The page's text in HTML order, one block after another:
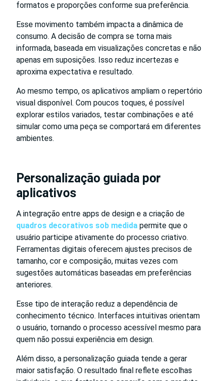
formatos e proporções conforme sua preferência.
Esse movimento também impacta a dinâmica de
consumo. A decisão de compra se torna mais
informada, baseada em visualizações concretas e não
apenas em suposições. Isso reduz incertezas e
aproxima expectativa e resultado.
Ao mesmo tempo, os aplicativos ampliam o repertório
visual disponível. Com poucos toques, é possível
explorar estilos variados, testar combinações e até
simular como uma peça se comportará em diferentes
ambientes.
Personalização guiada por
aplicativos
A integração entre apps de design e a criação de
quadros decorativos sob medida permite que o
usuário participe ativamente do processo criativo.
Ferramentas digitais oferecem ajustes precisos de
tamanho, cor e composição, muitas vezes com
sugestões automáticas baseadas em preferências
anteriores.
Esse tipo de interação reduz a dependência de
conhecimento técnico. Interfaces intuitivas orientam
o usuário, tornando o processo acessível mesmo para
quem não possui experiência em design.
Além disso, a personalização guiada tende a gerar
maior satisfação. O resultado final reflete escolhas